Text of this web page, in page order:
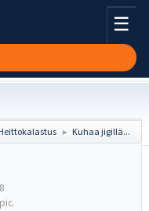
☰
► Kuhaa jigillä...